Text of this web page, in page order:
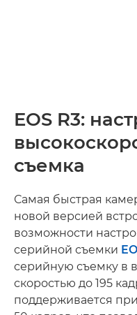
EOS R3:
съемка
Самая быстрая
новой версией
возможности
серийной съемки
серийную съемку в
скоростью до 195
поддерживается